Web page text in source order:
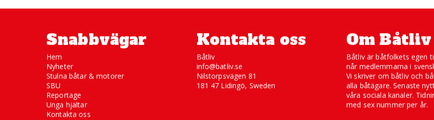
Snabbvägar
Hem
Nyheter
Stulna båtar & motorer
SBU
Reportage
Unga hjältar
Kontakta oss
Kontakta oss
Båtliv
info@batliv.se
Nilstorpsvägen 81
181 47 Lidingö, Sweden
Om Båtliv
Båtliv är båtfolkets egen
når medlemmarna i
Vi skriver om båtliv och
alla båtägare. Senaste
våra sociala kanaler.
med sex nummer per år.